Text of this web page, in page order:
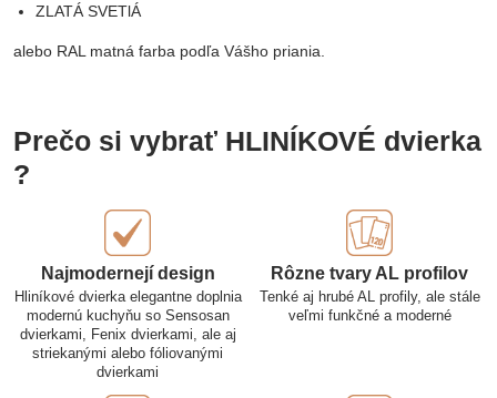
ZLATÁ SVETlÁ
alebo RAL matná farba podľa Vášho priania.
Prečo si vybrať HLINÍKOVÉ dvierka
?
Najmodernejí design
Hliníkové dvierka elegantne doplnia
modernú kuchyňu so Sensosan
dvierkami, Fenix dvierkami, ale aj
striekanými alebo fóliovanými
dvierkami
Rôzne tvary AL profilov
Tenké aj hrubé AL profily, ale stále
veľmi funkčné a moderné